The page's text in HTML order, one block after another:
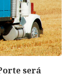
será